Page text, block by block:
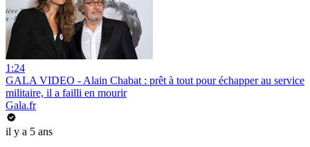
1:24
GALA VIDEO - Alain Chabat : prêt à tout pour échapper au service
militaire, il a failli en mourir
Gala.fr
il y a 5 ans